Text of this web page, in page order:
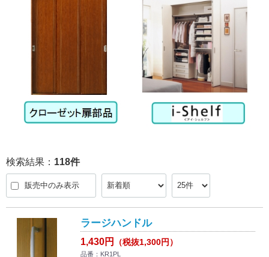
検索結果： 118件
販売中のみ表示
ラージハンドル
1,430円 （税抜1,300円）
品番：KR1PL